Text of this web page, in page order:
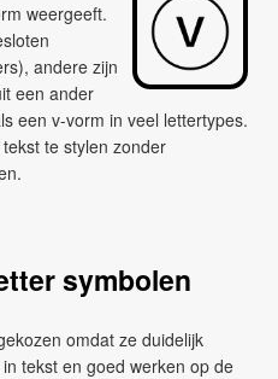
weergeeft.
andere zijn
een ander
een v-vorm in veel lettertypes.
te stylen zonder
symbolen
omdat ze duidelijk
tekst en goed werken op de